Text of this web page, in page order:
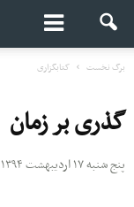
برگ نخست کتابگزاری
گذری بر زمان
پنج شنبه ۱۷ اردیبهشت ۱۳۹۴ برابر با ۰۷ مه ۲۰۱۵